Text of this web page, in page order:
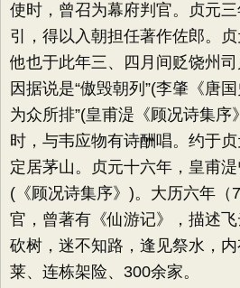
使时，曾召为幕府判官。贞元
引，得以入朝担任著作佐郎。
他也于此年三、四月间贬饶州
因据说是“傲毁朝列”(李肇《唐
为众所排”(皇甫湜《顾况诗集序
时，与韦应物有诗酬唱。约于
定居茅山。贞元十六年，皇甫
(《顾况诗集序》)。大历六年（
官，曾著有《仙游记》，描述
砍树，迷不知路，逢见祭水，
莱、连栋架险、300余家。